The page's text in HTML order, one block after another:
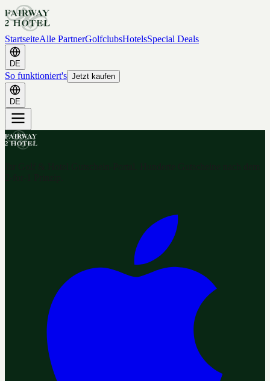
StartseiteAlle PartnerGolfclubsHotelsSpecial Deals
DE
So funktioniert's Jetzt kaufen
DE